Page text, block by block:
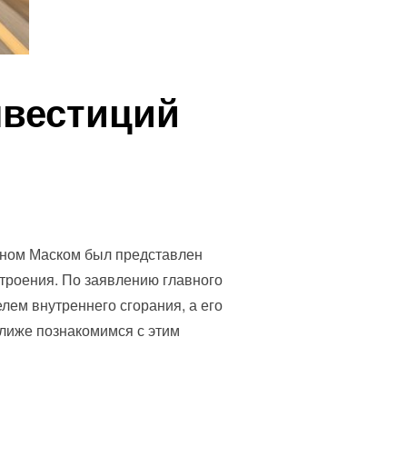
Маском был представлен
По заявлению главного
внутреннего сгорания, а его
познакомимся с этим